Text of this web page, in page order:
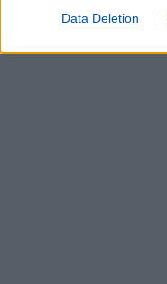
Data Deletion